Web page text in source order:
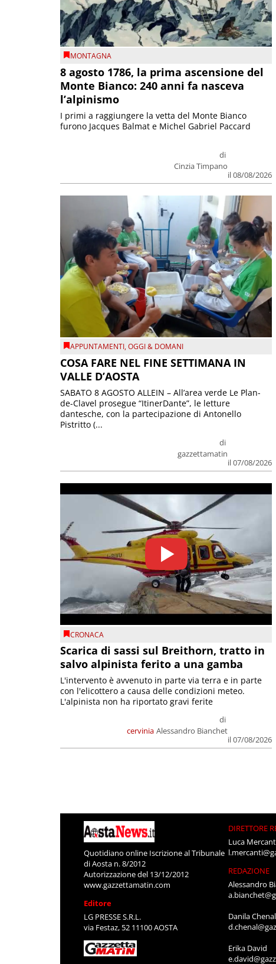
MONTAGNA
8 agosto 1786, la prima ascensione del
Monte Bianco: 240 anni fa nasceva
l’alpinismo
di
Cinzia Timpano
il 08/08/2026
I primi a raggiungere la vetta del Monte Bianco
furono Jacques Balmat e Michel Gabriel Paccard
APPUNTAMENTI,OGGI & DOMANI
COSA FARE NEL FINE SETTIMANA IN
VALLE D’AOSTA
di
gazzettamatin
il 07/08/2026
SABATO 8 AGOSTO ALLEIN – All’area verde Le Plan-
de-Clavel prosegue “ItinerDante”, le letture
dantesche, con la partecipazione di Antonello
Pistritto (...
CRONACA
Scarica di sassi sul Breithorn, tratto in
salvo alpinista ferito a una gamba
cervinia
di
Alessandro Bianchet
il 07/08/2026
L'intervento è avvenuto in parte via terra e in parte
con l'elicottero a causa delle condizioni meteo.
L'alpinista non ha riportato gravi ferite
Quotidiano online Iscrizione al Tribunale
di Aosta n. 8/2012
Autorizzazione del 13/12/2012
www.gazzettamatin.com
Editore
LG PRESSE S.R.L.
via Festaz, 52 11100 AOSTA
DIRETTORE
Luca
REDAZIONE
Alessandro
Danila Chenal
Erika David